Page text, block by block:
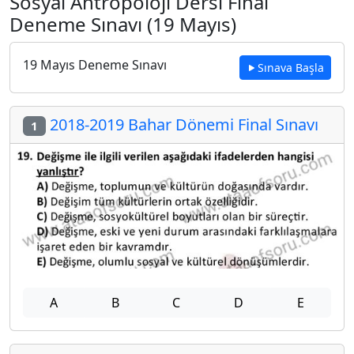
Deneme Sınavı (19 Mayıs)
19 Mayıs Deneme Sınavı Sınava Başla
1 2018-2019 Bahar Dönemi Final Sınavı
A B C D E